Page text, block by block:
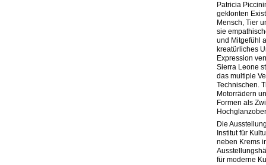
Patricia
geklonten
Mensch, Tier
sie
und Mitgefühl
kreatürliches
Expression
Sierra Leone
das multiple
Technischen.
Motorrädern
Formen als
Die
Institut für
neben Krems
für moderne